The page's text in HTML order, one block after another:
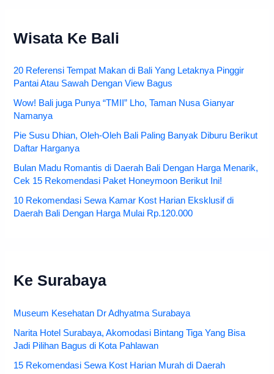
Wisata Ke Bali
20 Referensi Tempat Makan di Bali Yang Letaknya Pinggir
Pantai Atau Sawah Dengan View Bagus
Wow! Bali juga Punya “TMII” Lho, Taman Nusa Gianyar
Namanya
Pie Susu Dhian, Oleh-Oleh Bali Paling Banyak Diburu Berikut
Daftar Harganya
Bulan Madu Romantis di Daerah Bali Dengan Harga Menarik,
Cek 15 Rekomendasi Paket Honeymoon Berikut Ini!
10 Rekomendasi Sewa Kamar Kost Harian Eksklusif di
Daerah Bali Dengan Harga Mulai Rp.120.000
Ke Surabaya
Museum Kesehatan Dr Adhyatma Surabaya
Narita Hotel Surabaya, Akomodasi Bintang Tiga Yang Bisa
Jadi Pilihan Bagus di Kota Pahlawan
15 Rekomendasi Sewa Kost Harian Murah di Daerah